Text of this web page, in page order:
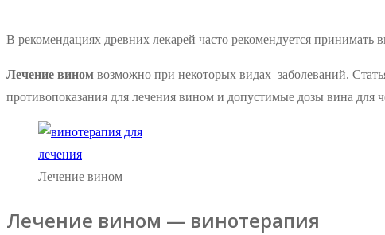
В рекомендациях древних лекарей часто рекомендуется
Лечение вином возможно при некоторых видах заболеваний.
противопоказания для лечения вином и допустимые дозы вина для
Лечение вином
Лечение вином — винотерапия